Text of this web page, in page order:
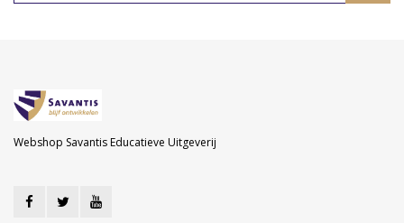
Webshop Savantis Educatieve Uitgeverij